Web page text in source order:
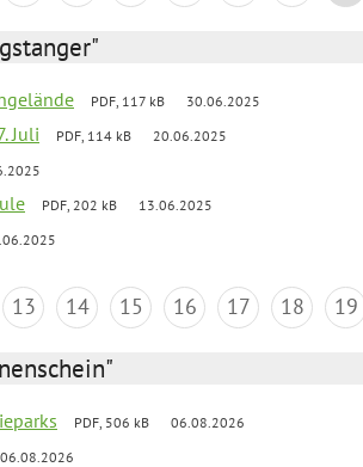
PDF, 117 kB 30.06.2025
Juli PDF, 114 kB 20.06.2025
PDF, 202 kB 13.06.2025
13 14 15 16 17 18 19
PDF, 506 kB 06.08.2026
06.08.2026